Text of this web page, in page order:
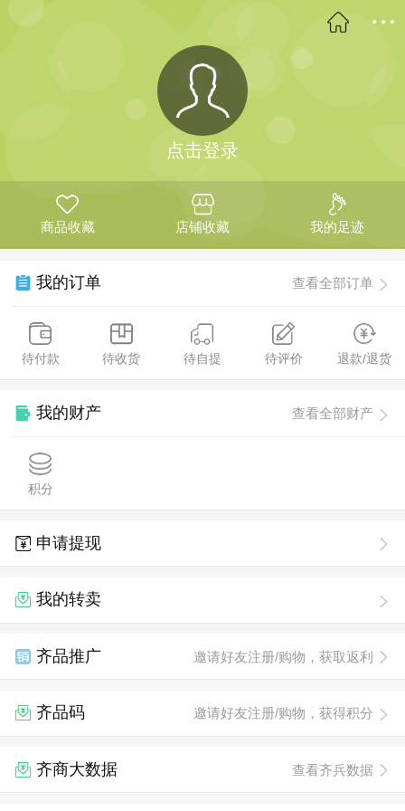
点击登录
商品收藏 店铺收藏 我的足迹
我的订单 查看全部订单
待付款 待收货 待自提 待评价 退款/退货
我的财产 查看全部财产
积分
申请提现
我的转卖
齐品推广 邀请好友注册/购物，获取返利
齐品码 邀请好友注册/购物，获得积分
齐商大数据 查看齐兵数据